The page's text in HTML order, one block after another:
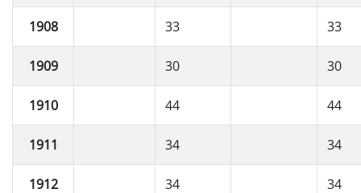
1908 33 33
1909 30 30
1910 44 44
1911 34 34
1912 34 34